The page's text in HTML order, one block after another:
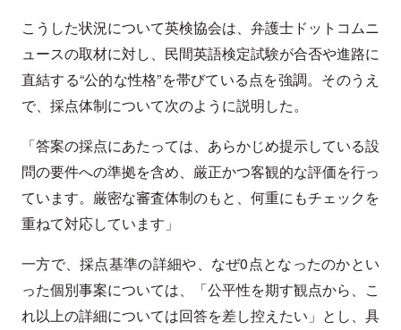
こうした状況について英検協会は、弁護士ドットコムニ
ュースの取材に対し、民間英語検定試験が合否や進路に
直結する“公的な性格”を帯びている点を強調。そのうえ
で、採点体制について次のように説明した。
「答案の採点にあたっては、あらかじめ提示している設
問の要件への準拠を含め、厳正かつ客観的な評価を行っ
ています。厳密な審査体制のもと、何重にもチェックを
重ねて対応しています」
一方で、採点基準の詳細や、なぜ0点となったのかとい
った個別事案については、「公平性を期す観点から、こ
れ以上の詳細については回答を差し控えたい」とし、具